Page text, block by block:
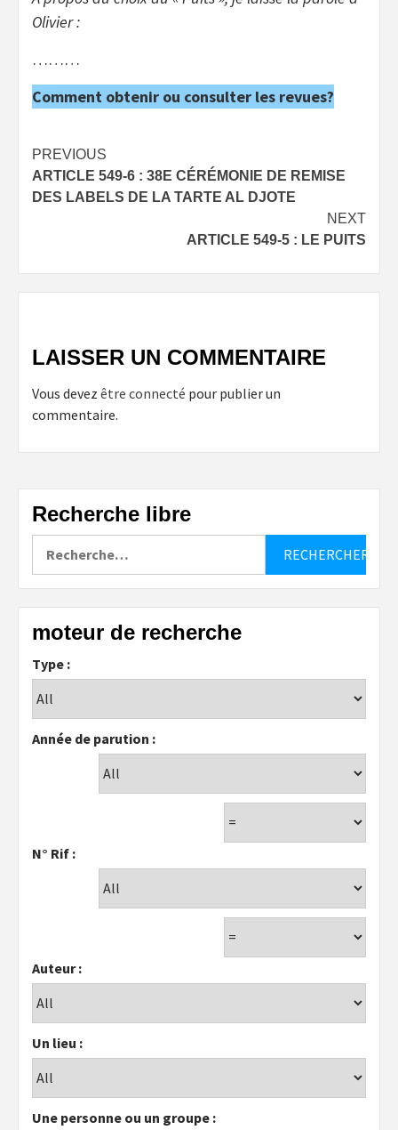
Olivier :
………
Comment obtenir ou consulter les revues?
Post
navigation
PREVIOUS
ARTICLE 549-6 : 38E CÉRÉMONIE DE REMISE
DES LABELS DE LA TARTE AL DJOTE
NEXT
ARTICLE 549-5 : LE PUITS
LAISSER UN COMMENTAIRE
Vous devez être connecté pour publier un
commentaire.
Recherche libre
moteur de recherche
Type :
Année de parution :
N° Rif :
Auteur :
Un lieu :
Une personne ou un groupe :